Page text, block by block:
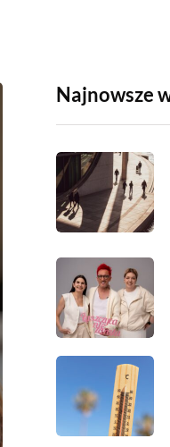
Najnowsze